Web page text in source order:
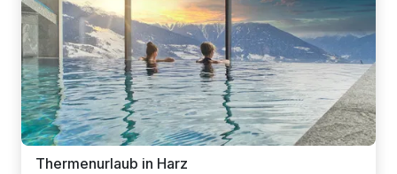
Thermenurlaub in Harz